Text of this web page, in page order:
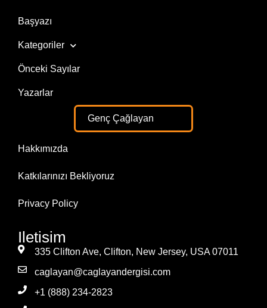
Başyazı
Kategoriler
Önceki Sayılar
Yazarlar
Genç Çağlayan
Hakkımızda
Katkılarınızı Bekliyoruz
Privacy Policy
Iletisim
335 Clifton Ave, Clifton, New Jersey, USA 07011
caglayan@caglayandergisi.com
+1 (888) 234-2823